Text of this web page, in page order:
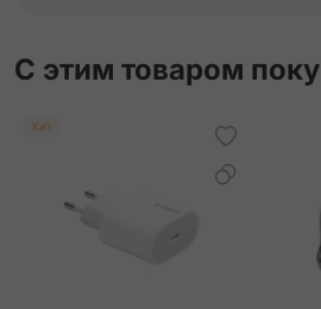
С этим товаром
Хит